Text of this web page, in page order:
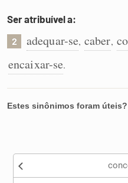
Caça-palavras
Ser atribuível a:
2 adequar-se, caber,
encaixar-se.
Estes sinônimos foram úteis?
Nenhum dos sinônimos